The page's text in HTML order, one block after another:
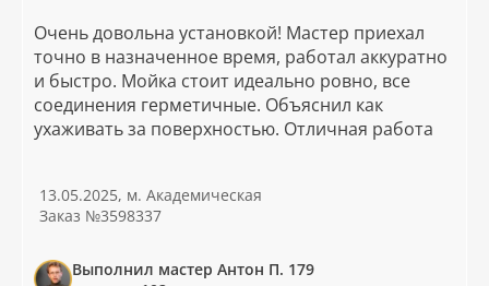
Очень довольна установкой! Мастер приехал
точно в назначенное время, работал аккуратно
и быстро. Мойка стоит идеально ровно, все
соединения герметичные. Объяснил как
ухаживать за поверхностью. Отличная работа
13.05.2025, м. Академическая
Заказ №3598337
Выполнил мастер Антон П. 179